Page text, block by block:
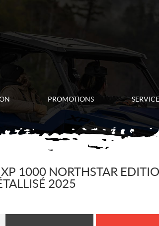
PROMOTIONS
1000 NORTHSTAR
2025